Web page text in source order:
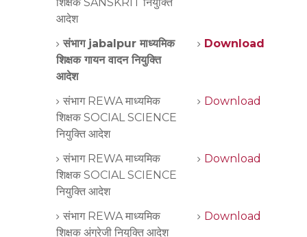
आदेश
संभाग jabalpur माध्यमिक
शिक्षक गायन वादन नियुक्ति
आदेश
Download
संभाग REWA माध्यमिक
शिक्षक SOCIAL SCIENCE
नियुक्ति आदेश
Download
संभाग REWA माध्यमिक
शिक्षक SOCIAL SCIENCE
नियुक्ति आदेश
Download
संभाग REWA माध्यमिक
शिक्षक अंग्रेजी नियुक्ति आदेश
Download